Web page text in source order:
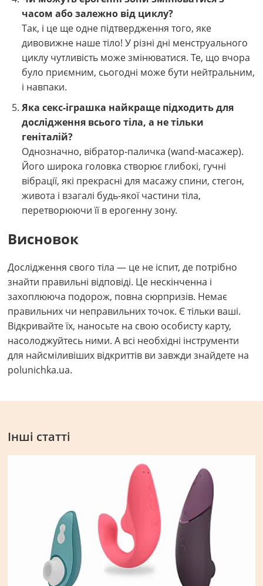
часом або залежно від циклу?
Так, і це ще одне підтвердження того, яке
дивовижне наше тіло! У різні дні менструального
циклу чутливість може змінюватися. Те, що вчора
було приємним, сьогодні може бути нейтральним,
і навпаки.
Яка секс-іграшка найкраще підходить для
дослідження всього тіла, а не тільки
геніталій?
Однозначно, вібратор-паличка (wand-масажер).
Його широка головка створює глибокі, гучні
вібрації, які прекрасні для масажу спини, стегон,
живота і взагалі будь-якої частини тіла,
перетворюючи її в ерогенну зону.
Висновок
Дослідження свого тіла — це не іспит, де потрібно
знайти правильні відповіді. Це нескінченна і
захоплююча подорож, повна сюрпризів. Немає
правильних чи неправильних точок. Є тільки ваші.
Відкривайте їх, наносьте на свою особисту карту,
насолоджуйтесь ними. А всі необхідні інструменти
для найсміливіших відкриттів ви завжди знайдете на
polunichka.ua.
Інші статті